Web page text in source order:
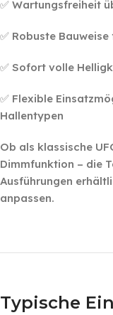
✅ Wartungsfreiheit
✅ Robuste
✅ Sofort volle
✅ Flexible
Hallentypen
Ob als klassische
Dimmfunktion – die
Ausführungen
anpassen.
Typische